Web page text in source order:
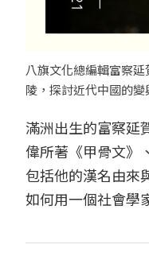
八旗文化總編輯富察
陵，探討近代中國的
滿洲出生的富察延
偉所著《甲骨文》
包括他的漢名由來
如何用一個社會學